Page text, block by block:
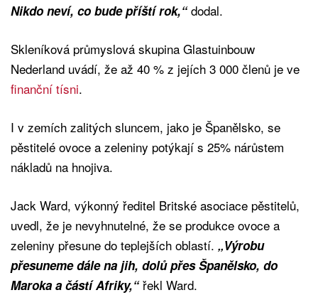
Nikdo neví, co bude příští rok,“dodal.
Skleníková průmyslová skupina Glastuinbouw
Nederland uvádí, že až 40 % z jejích 3 000 členů je ve
finanční tísni.
I v zemích zalitých sluncem, jako je Španělsko, se
pěstitelé ovoce a zeleniny potýkají s 25% nárůstem
nákladů na hnojiva.
Jack Ward, výkonný ředitel Britské asociace pěstitelů,
uvedl, že je nevyhnutelné, že se produkce ovoce a
zeleniny přesune do teplejších oblastí. „Výrobu
přesuneme dále na jih, dolů přes Španělsko, do
Maroka a částí Afriky,“řekl Ward.